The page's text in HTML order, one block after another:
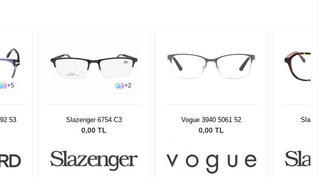
+5
53
+2
Slazenger 6754 C3
0,00 TL
Vogue 3940 5061 52
0,00 TL